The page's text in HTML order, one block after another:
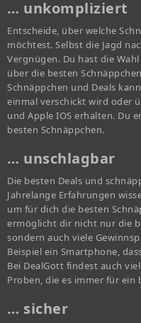
… unkompliziert
Entscheide, über welche
möchtest. Selbst die Jagd
Vergnügen. Du hast die
über die besten
Schnäppchen und Deals
einmal verschickt wird oder
und Apple IOS erhalten. Du
besten Schnäppchen.
… unschlagbar
Die besten Deals und
Jahrelange Erfahrungen
um für dich die besten
ermöglicht dir nicht nur die
sondern auch viele
Beispiel ein Smartphone,
Bei DealGott findest auch
Proben, die es immer für
… sicher